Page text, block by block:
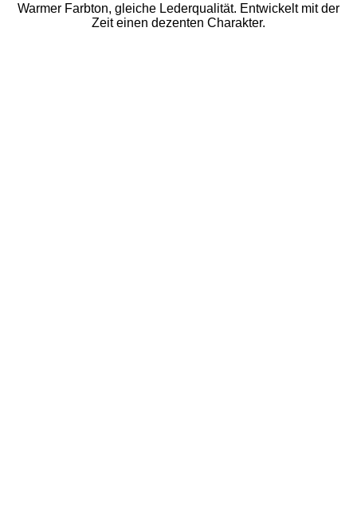
Warmer Farbton, gleiche Lederqualität. Entwickelt mit der
Zeit einen dezenten Charakter.